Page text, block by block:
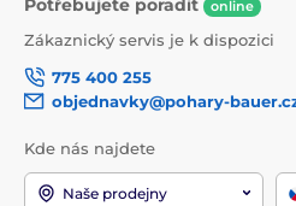
Potřebujete poradit online
Zákaznický servis je k dispozici
775 400 255
objednavky@pohary-
Kde nás najdete
Naše prodejny